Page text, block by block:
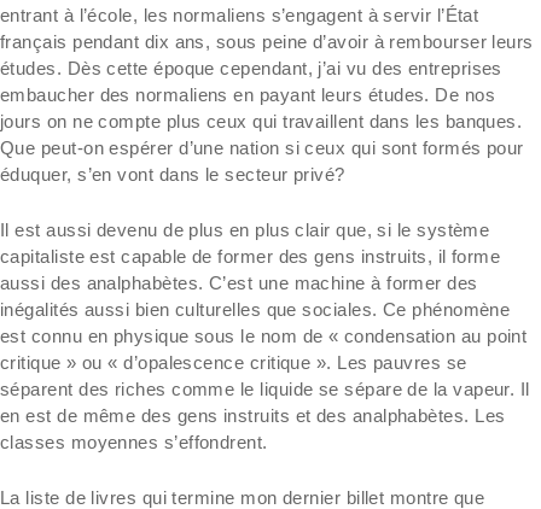
entrant à l’école, les normaliens s’engagent à servir l’État
français pendant dix ans, sous peine d’avoir à rembourser leurs
études. Dès cette époque cependant, j’ai vu des entreprises
embaucher des normaliens en payant leurs études. De nos
jours on ne compte plus ceux qui travaillent dans les banques.
Que peut-on espérer d’une nation si ceux qui sont formés pour
éduquer, s’en vont dans le secteur privé?
Il est aussi devenu de plus en plus clair que, si le système
capitaliste est capable de former des gens instruits, il forme
aussi des analphabètes. C’est une machine à former des
inégalités aussi bien culturelles que sociales. Ce phénomène
est connu en physique sous le nom de « condensation au point
critique » ou « d’opalescence critique ». Les pauvres se
séparent des riches comme le liquide se sépare de la vapeur. Il
en est de même des gens instruits et des analphabètes. Les
classes moyennes s’effondrent.
La liste de livres qui termine mon dernier billet montre que